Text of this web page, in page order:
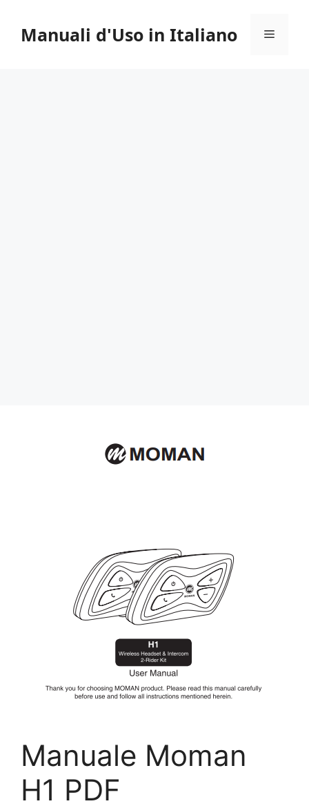
contenuto
Manuali d'Uso in Italiano Menu
Manuale Moman
H1 PDF